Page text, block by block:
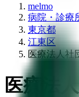
melmo
病院・診療
東京都
江東区
医療法人社
医療法